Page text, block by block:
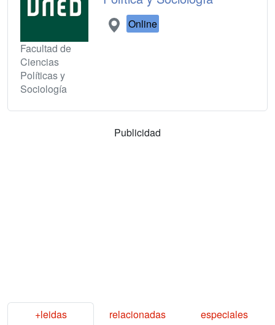
Facultad de
Ciencias
Políticas y
Sociología
Online
Publicidad
+leidas relacionadas
especiales